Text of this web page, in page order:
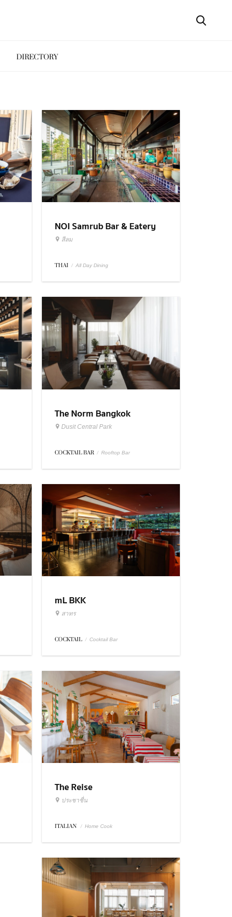
DIRECTORY
NOI Samrub Bar & Eatery
สีลม
THAI / All Day Dining
The Norm Bangkok
Dusit Central Park
COCKTAIL BAR / Rooftop Bar
mL BKK
สาทร
COCKTAIL / Cocktail Bar
The Reise
ประชาชื่น
ITALIAN / Home Cook